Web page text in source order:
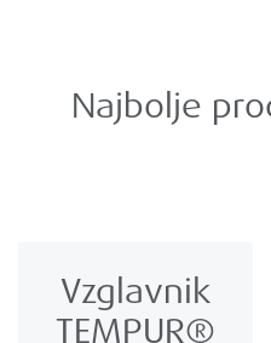
Najbolje
Vzglavnik
TEMPUR®